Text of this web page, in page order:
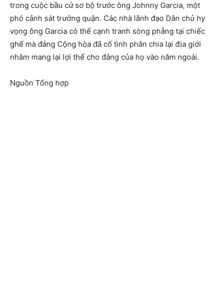
trong cuộc bầu cử sơ bộ trước ông Johnny Garcia, một
phó cảnh sát trưởng quận. Các nhà lãnh đạo Dân chủ hy
vọng ông Garcia có thể cạnh tranh sòng phẳng tại chiếc
ghế mà đảng Cộng hòa đã cố tình phân chia lại địa giới
nhằm mang lại lợi thế cho đảng của họ vào năm ngoái.
Nguồn Tổng hợp